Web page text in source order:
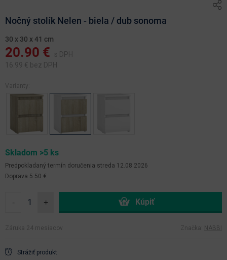
Nočný stolík Nelen - biela / dub sonoma
30 x 30 x 41 cm
20.90 €
s DPH
16.99 € bez DPH
Varianty:
Skladom >5 ks
Predpokladaný termín doručenia streda 12.08.2026
Doprava 5.50 €
- +
Záruka 24 mesiacov Značka: NABBI
Strážiť produkt